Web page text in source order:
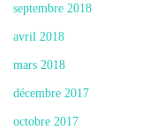
septembre 2018
avril 2018
mars 2018
décembre 2017
octobre 2017